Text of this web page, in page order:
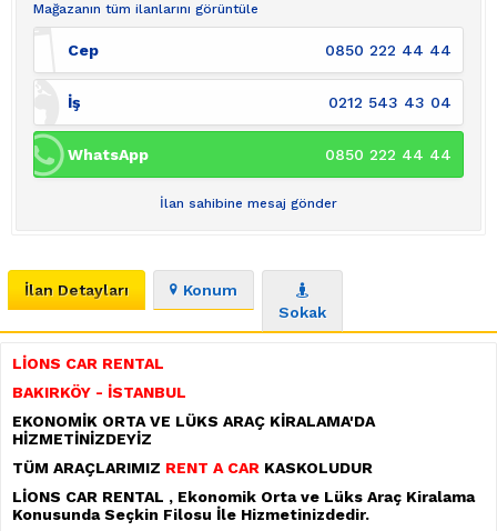
Mağazanın tüm ilanlarını görüntüle
Cep 0850 222 44 44
İş 0212 543 43 04
WhatsApp 0850 222 44 44
İlan sahibine mesaj gönder
İlan Detayları
Konum
Sokak
LİONS CAR RENTAL
BAKIRKÖY - İSTANBUL
EKONOMİK ORTA VE LÜKS ARAÇ KİRALAMA'DA
HİZMETİNİZDEYİZ
TÜM ARAÇLARIMIZ RENT A CAR KASKOLUDUR
LİONS CAR RENTAL , Ekonomik Orta ve Lüks Araç Kiralama
Konusunda Seçkin Filosu İle Hizmetinizdedir.